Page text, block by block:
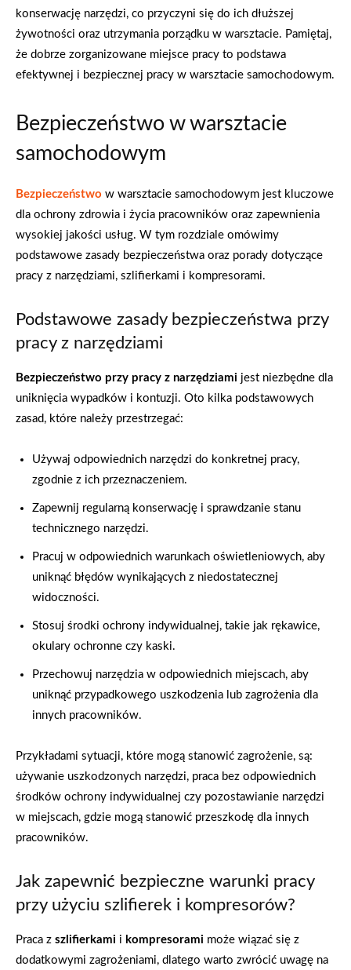
konserwację narzędzi, co przyczyni się do ich dłuższej
żywotności oraz utrzymania porządku w warsztacie. Pamiętaj,
że dobrze zorganizowane miejsce pracy to podstawa
efektywnej i bezpiecznej pracy w warsztacie samochodowym.
Bezpieczeństwo w warsztacie
samochodowym
Bezpieczeństwo w warsztacie samochodowym jest kluczowe
dla ochrony zdrowia i życia pracowników oraz zapewnienia
wysokiej jakości usług. W tym rozdziale omówimy
podstawowe zasady bezpieczeństwa oraz porady dotyczące
pracy z narzędziami, szlifierkami i kompresorami.
Podstawowe zasady bezpieczeństwa przy
pracy z narzędziami
Bezpieczeństwo przy pracy z narzędziami jest niezbędne dla
uniknięcia wypadków i kontuzji. Oto kilka podstawowych
zasad, które należy przestrzegać:
Używaj odpowiednich narzędzi do konkretnej pracy,
zgodnie z ich przeznaczeniem.
Zapewnij regularną konserwację i sprawdzanie stanu
technicznego narzędzi.
Pracuj w odpowiednich warunkach oświetleniowych, aby
uniknąć błędów wynikających z niedostatecznej
widoczności.
Stosuj środki ochrony indywidualnej, takie jak rękawice,
okulary ochronne czy kaski.
Przechowuj narzędzia w odpowiednich miejscach, aby
uniknąć przypadkowego uszkodzenia lub zagrożenia dla
innych pracowników.
Przykładami sytuacji, które mogą stanowić zagrożenie, są:
używanie uszkodzonych narzędzi, praca bez odpowiednich
środków ochrony indywidualnej czy pozostawianie narzędzi
w miejscach, gdzie mogą stanowić przeszkodę dla innych
pracowników.
Jak zapewnić bezpieczne warunki pracy
przy użyciu szlifierek i kompresorów?
Praca z szlifierkami i kompresorami może wiązać się z
dodatkowymi zagrożeniami, dlatego warto zwrócić uwagę na